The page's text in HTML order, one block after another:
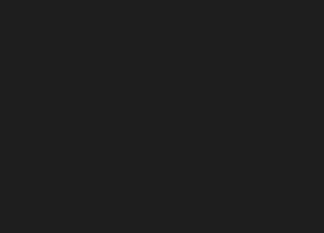
een
en wat